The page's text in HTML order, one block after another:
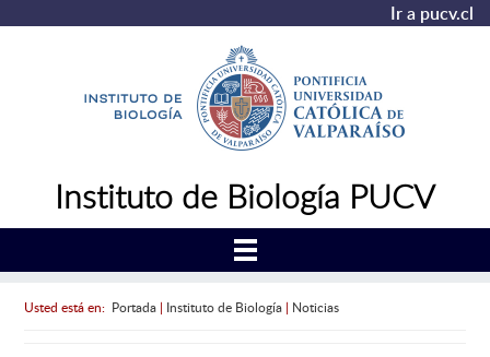
Ir a pucv.cl
Instituto de Biología PUCV
Usted está en: Portada| Instituto de Biología| Noticias